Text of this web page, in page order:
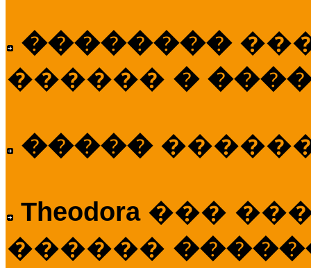
��������
������ �
�����
Theodora ���
������